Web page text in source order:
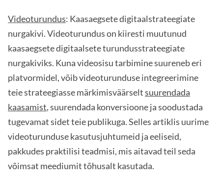
Videoturundus: Kaasaegsete digitaalstrateegiate
nurgakivi. Videoturundus on kiiresti muutunud
kaasaegsete digitaalsete turundusstrateegiate
nurgakiviks. Kuna videosisu tarbimine suureneb eri
platvormidel, võib videoturunduse integreerimine
teie strateegiasse märkimisväärseltsuurendada
kaasamist, suurendada konversioone ja soodustada
tugevamat sidet teie publikuga. Selles artiklis uurime
videoturunduse kasutusjuhtumeid ja eeliseid,
pakkudes praktilisi teadmisi, mis aitavad teil seda
võimsat meediumit tõhusalt kasutada.